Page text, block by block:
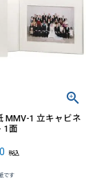
MMV-1 立キャビネ
1面
税込
です